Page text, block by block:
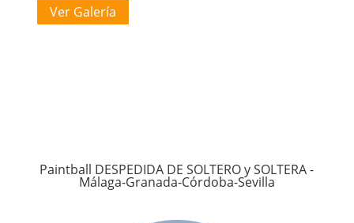
Ver Galería
Paintball DESPEDIDA DE SOLTERO y SOLTERA -
Málaga-Granada-Córdoba-Sevilla